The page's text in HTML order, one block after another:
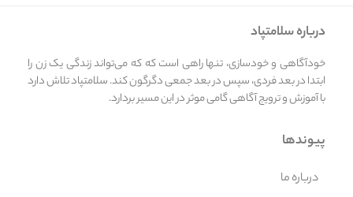
درباره سلامتپاد
خودآگاهی و خودسازی، تنها راهی است که که می‌تواند زندگی یک زن را
ابتدا در بعد فردی، سپس در بعد جمعی دگرگون کند. سلامتپاد تلاش دارد
با آموزش و ترویج آگاهی گامی موثر در این مسیر بردارد.
پیوندها
درباره ما